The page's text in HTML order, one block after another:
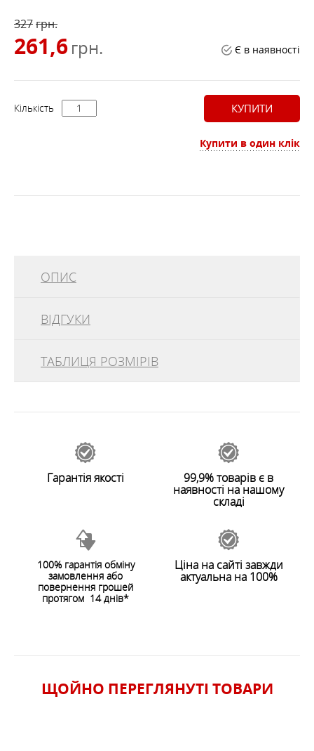
327грн.
261,6грн. Є в наявності
Кількість КУПИТИ
Купити в один клік
ОПИС
ОСОБЛИВОСТІ
ХАРАКТЕРИСТИКИ
ВІДГУКИ
ЗАЛИШИТИ ВІДГУК
ТАБЛИЦЯ РОЗМІРІВ
Гарантія якості 99,9% товарів є в
наявності на нашому
складі
100% гарантія обміну
замовлення або
повернення грошей
протягом 14 днів*
Ціна на сайті завжди
актуальна на 100%
ЩОЙНО ПЕРЕГЛЯНУТI ТОВАРИ